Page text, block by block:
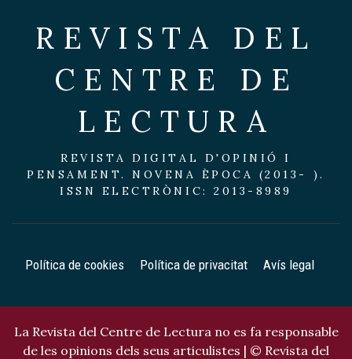
REVISTA DEL
CENTRE DE
LECTURA
REVISTA DIGITAL D'OPINIÓ I
PENSAMENT. NOVENA ÈPOCA (2013- ).
ISSN ELECTRÒNIC: 2013-8989
Política de cookies Política de privacitat Avís legal
La Revista del Centre de Lectura no es fa responsable
de les opinions dels seus articulistes | © Revista del